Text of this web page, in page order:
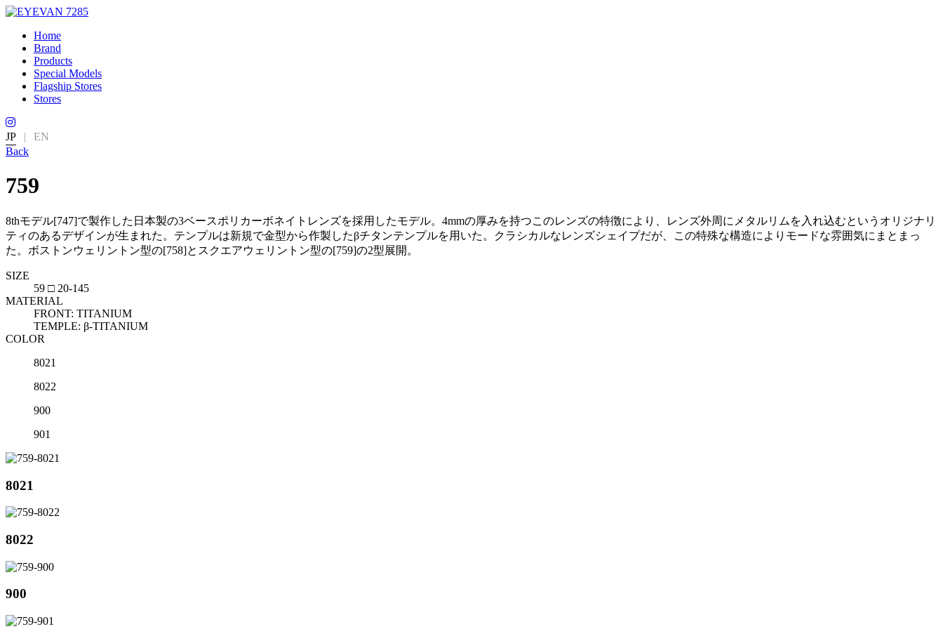
Home
Brand
Products
Special Models
Flagship Stores
Stores
JP |
EN
Back
759
8thモデル[747]で製作した日本製の3ベースポリカーボネイトレンズを採用したモデル。4mmの厚みを持つこのレンズの特徴により、レンズ外周にメタルリムを入れ込むというオリジナリ
ティのあるデザインが生まれた。テンプルは新規で金型から作製したβチタンテンプルを用いた。クラシカルなレンズシェイプだが、この特殊な構造によりモードな雰囲気にまとまっ
た。ボストンウェリントン型の[758]とスクエアウェリントン型の[759]の2型展開。
SIZE
59 □ 20-145
MATERIAL
FRONT: TITANIUM
TEMPLE: β-TITANIUM
COLOR
8021
8022
900
901
8021
8022
900